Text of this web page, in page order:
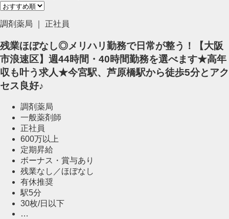
調剤薬局 ｜ 正社員
残業ほぼなし◎メリハリ勤務で日常が整う！【大阪
市浪速区】週44時間・40時間勤務を選べます★高年
収も叶う求人★今宮駅、芦原橋駅から徒歩5分とアク
セス良好♪
調剤薬局
一般薬剤師
正社員
600万以上
定期昇給
ボーナス・賞与あり
残業なし／ほぼなし
有休推奨
駅5分
30枚/日以下
…